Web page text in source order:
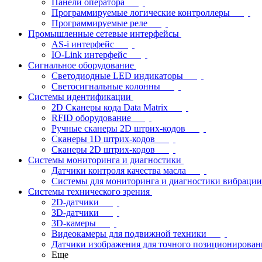
Панели оператора
Программируемые логические контроллеры
Программируемые реле
Промышленные сетевые интерфейсы
AS-i интерфейс
IO-Link интерфейс
Сигнальное оборудование
Светодиодные LED индикаторы
Светосигнальные колонны
Системы идентификации
2D Сканеры кода Data Matrix
RFID оборудование
Ручные сканеры 2D штрих-кодов
Сканеры 1D штрих-кодов
Сканеры 2D штрих-кодов
Системы мониторинга и диагностики
Датчики контроля качества масла
Системы для мониторинга и диагностики вибрации
Системы технического зрения
2D-датчики
3D-датчики
3D-камеры
Видеокамеры для подвижной техники
Датчики изображения для точного
Еще